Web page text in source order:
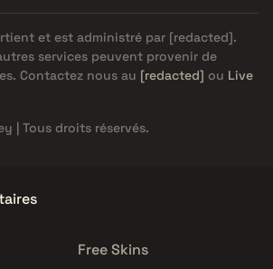
et est administré par [redacted].
services peuvent provenir de
Contactez nous au [redacted] ou Live
| Tous droits réservés.
Free Skins